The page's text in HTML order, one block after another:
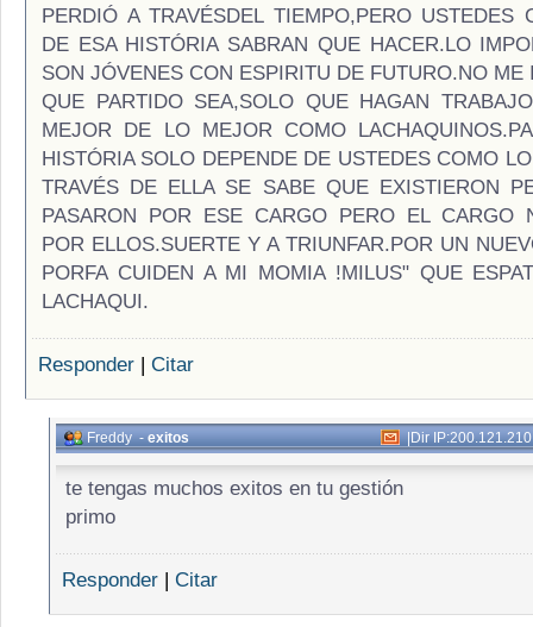
PERDIÓ A TRAVÉSDEL TIEMPO,PERO USTEDES
DE ESA HISTÓRIA SABRAN QUE HACER.LO
SON JÓVENES CON ESPIRITU DE FUTURO.NO ME
QUE PARTIDO SEA,SOLO QUE HAGAN
MEJOR DE LO MEJOR COMO
HISTÓRIA SOLO DEPENDE DE USTEDES COMO
TRAVÉS DE ELLA SE SABE QUE EXISTIERON
PASARON POR ESE CARGO PERO EL CARGO
POR ELLOS.SUERTE Y A TRIUNFAR.POR UN
PORFA CUIDEN A MI MOMIA !MILUS" QUE
LACHAQUI.
Responder | Citar
Freddy-exitos |Dir
te tengas muchos exitos en tu gestión
primo
Responder | Citar